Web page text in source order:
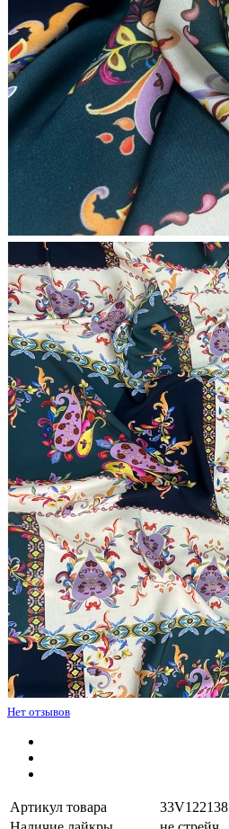
Нет отзывов
Артикул товара
33V122138